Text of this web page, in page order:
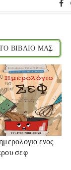
ΒΙΒΛΙΟ ΜΑΣ
ενος
σεφ